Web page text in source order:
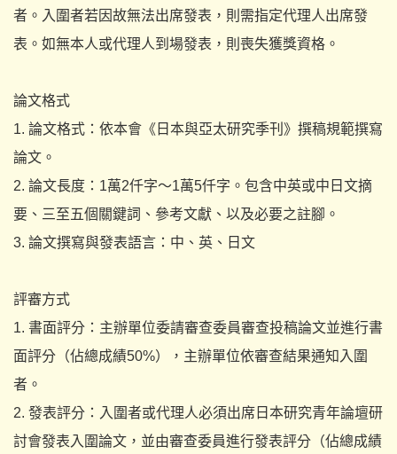
者。 入圍者若因故無法出席發表，則需指定代理人出席發
表。 如無本人或代理人到場發表，則喪失獲獎資格。
論文格式
1. 論文格式：依本會《日本與亞太研究季刊》撰稿規範撰寫
論文。
2. 論文長度：1萬2仟字〜1萬5仟字。包含中英或中日文摘
要、 三至五個關鍵詞、參考文獻、以及必要之註腳。
3. 論文撰寫與發表語言：中、英、日文
評審方式
1. 書面評分：主辦單位委請審查委員審查投稿論文並進行書
面評分（佔總成績50%），主辦單位依審查結果通知入圍
者。
2. 發表評分： 入圍者或代理人必須出席日本研究青年論壇研
討會發表入圍論文， 並由審查委員進行發表評分（佔總成績